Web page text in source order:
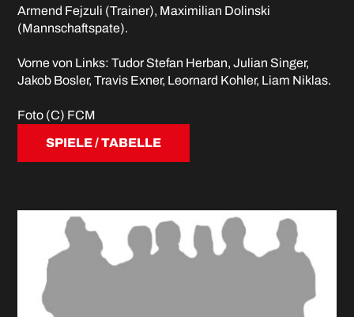
Armend Fejzuli (Trainer), Maximilian Dolinski
(Mannschaftspate).
Vorne von Links: Tudor Stefan Herban, Julian Singer,
Jakob Bosler, Travis Exner, Leornard Kohler, Liam Niklas.
Foto (C) FCM
SPIELE / TABELLE